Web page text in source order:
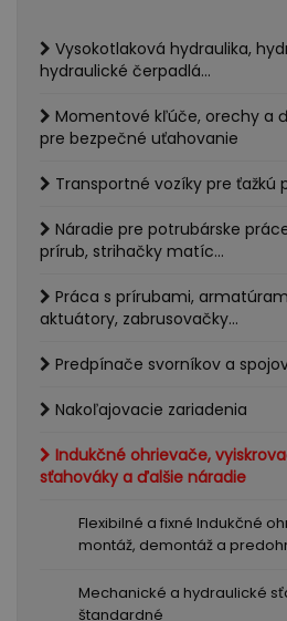
Vysokotlaková hydraulika,
hydraulické čerpadlá...
Momentové kľúče, orechy a
pre bezpečné uťahovanie
Transportné vozíky pre ťažkú
Náradie pre potrubárske
prírub, strihačky matíc...
Práca s prírubami,
aktuátory, zabrusovačky...
Predpínače svorníkov a
Nakoľajovacie zariadenia
Indukčné ohrievače,
sťahováky a ďalšie náradie
Flexibilné a fixné Indukčné
montáž, demontáž a
Mechanické a hydraulické
štandardné